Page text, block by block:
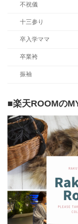
不祝儀
十三参り
卒入学ママ
卒業袴
振袖
■楽天ROOMの